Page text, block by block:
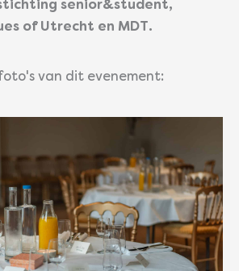
senior&student,
of Utrecht en MDT.
van dit evenement: